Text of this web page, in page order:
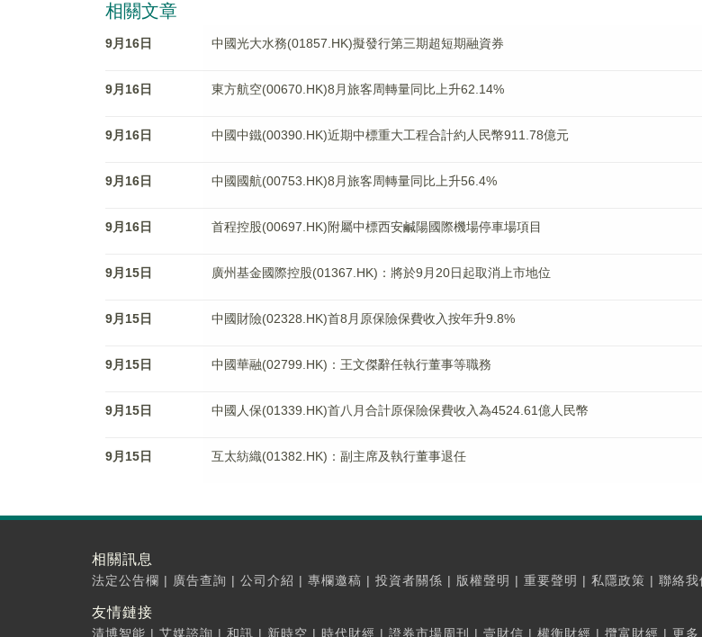
相關文章
9月16日 中國光大水務(01857.HK)擬發行第三期超短期融資券
9月16日 東方航空(00670.HK)8月旅客周轉量同比上升62.14%
9月16日 中國中鐵(00390.HK)近期中標重大工程合計約人民幣911.78億元
9月16日 中國國航(00753.HK)8月旅客周轉量同比上升56.4%
9月16日 首程控股(00697.HK)附屬中標西安鹹陽國際機場停車場項目
9月15日 廣州基金國際控股(01367.HK)：將於9月20日起取消上市地位
9月15日 中國財險(02328.HK)首8月原保險保費收入按年升9.8%
9月15日 中國華融(02799.HK)：王文傑辭任執行董事等職務
9月15日 中國人保(01339.HK)首八月合計原保險保費收入為4524.61億人民幣
9月15日 互太紡織(01382.HK)：副主席及執行董事退任
相關訊息
法定公告欄 | 廣告查詢 | 公司介紹 | 專欄邀稿 | 投資者關係 | 版權聲明 | 重要聲明 | 私隱政策 | 聯絡我
友情鏈接
清博智能 | 艾媒諮詢 | 和訊 | 新時空 | 時代財經 | 證券市場周刊 | 壹財信 | 權衡財經 | 攬富財經 | 更多